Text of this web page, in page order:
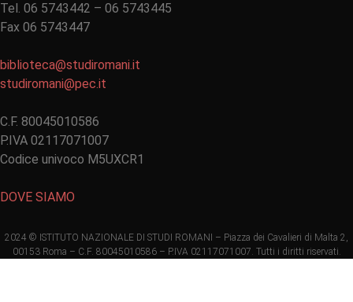
Tel. 06 5743442 – 06 5743445
Fax 06 5743447
biblioteca@studiromani.it
studiromani@pec.it
C.F. 80045010586
P.IVA 02117071007
Codice univoco M5UXCR1
DOVE SIAMO
2024 © ISTITUTO NAZIONALE DI STUDI ROMANI – Piazza dei Cavalieri di Malta 2,
00153 Roma – C.F. 80045010586 – P.IVA 02117071007. Tutti i diritti riservati.